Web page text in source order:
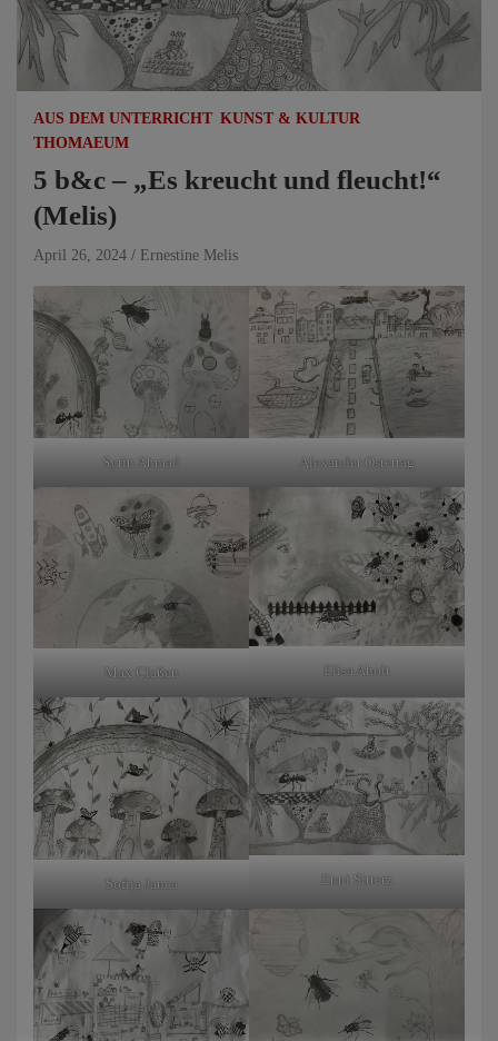
AUS DEM UNTERRICHT KUNST & KULTUR
THOMAEUM
5 b&c – „Es kreucht und fleucht!“
(Melis)
April 26, 2024 Ernestine Melis
Syrin Ahmad Alexander Ostertag
Max Claßen Elisa Aholt
Sofija Janca Enni Sitterz